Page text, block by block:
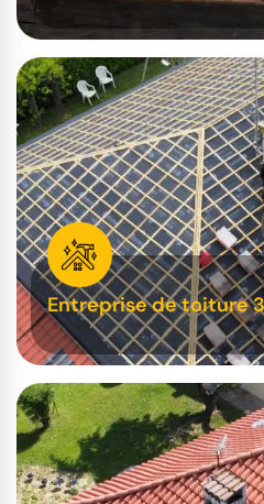
Entreprise de toiture